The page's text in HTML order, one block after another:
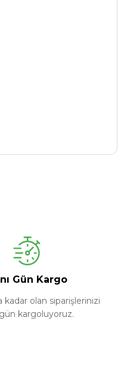
Gün Kargo
kadar olan siparişlerinizi
gün kargoluyoruz.